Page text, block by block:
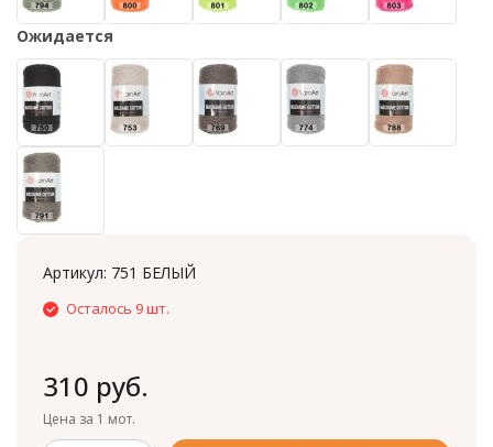
Ожидается
Артикул: 751 БЕЛЫЙ
Осталось 9 шт.
310 руб.
Цена за 1 мот.